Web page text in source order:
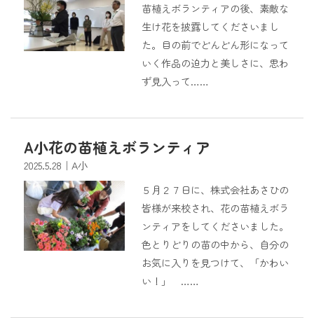
苗植えボランティアの後、素敵な
生け花を披露してくださいまし
た。目の前でどんどん形になって
いく作品の迫力と美しさに、思わ
ず見入って……
A小花の苗植えボランティア
2025.5.28 ｜A小
５月２７日に、株式会社あさひの
皆様が来校され、花の苗植えボラ
ンティアをしてくださいました。
色とりどりの苗の中から、自分の
お気に入りを見つけて、「かわい
い！」 ……